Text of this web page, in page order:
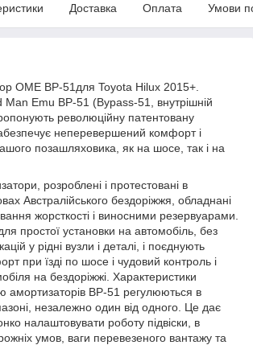
Доставка Оплата Умови
OME BP-51для Toyota Hilux 2015+.
Emu BP-51 (Bypass-51, внутрішній
революційну патентовану
неперевершений комфорт і
позашляховика, як на шосе, так і на
розроблені і протестовані в
Австралійського бездоріжжя, обладнані
жорсткості і виносними резервуарами.
простої установки на автомобіль, без
у рідні вузли і деталі, і поєднують
при їзді по шосе і чудовий контроль і
на бездоріжжі. Характеристики
амортизаторів BP-51 регулюються в
незалежно один від одного. Це дає
налаштовувати роботу підвіски, в
умов, ваги перевезеного вантажу та